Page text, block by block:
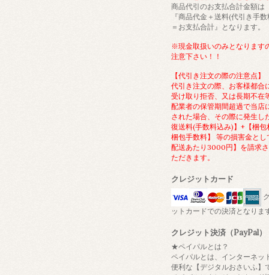
商品代引のお支払合計金額は
『商品代金＋送料(代引き手
＝お支払合計』となります。
※現金取扱いのみとなります
注意下さい！！
【代引き注文の際の注意点】
代引き注文の際、お客様都合
受け取り拒否、又は長期不在
配業者の保管期間超過で当店
された場合、その際に発生し
復送料(手数料込み)】+【梱包
梱包手数料】 等の損害金とし
配送あたり3000円】を請求
ただきます。
クレジットカード
ットカードでの決済となりま
クレジット決済（PayPal）
★ペイパルとは？
ペイパルとは、インターネッ
便利な【デジタルおさいふ】